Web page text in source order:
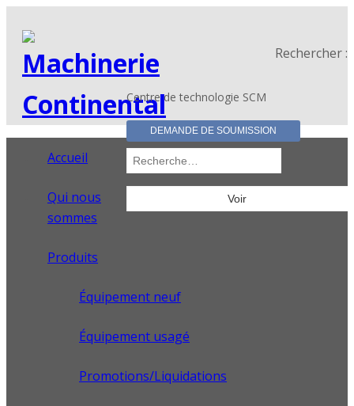
Centre de technologie SCM
DEMANDE DE SOUMISSION
Rechercher :
Accueil
Qui nous
sommes
Produits
Équipement neuf
Équipement usagé
Promotions/Liquidations